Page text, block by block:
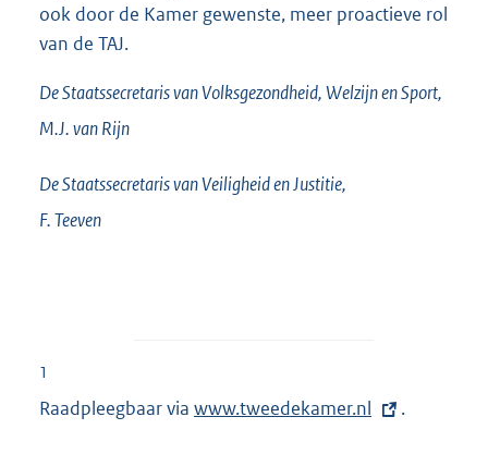
ook door de Kamer gewenste, meer proactieve rol
van de TAJ.
De Staatssecretaris van Volksgezondheid, Welzijn en Sport,
M.J. vanRijn
De Staatssecretaris van Veiligheid en Justitie,
F.Teeven
1
Raadpleegbaar via E
www.tweedekamer.nl .